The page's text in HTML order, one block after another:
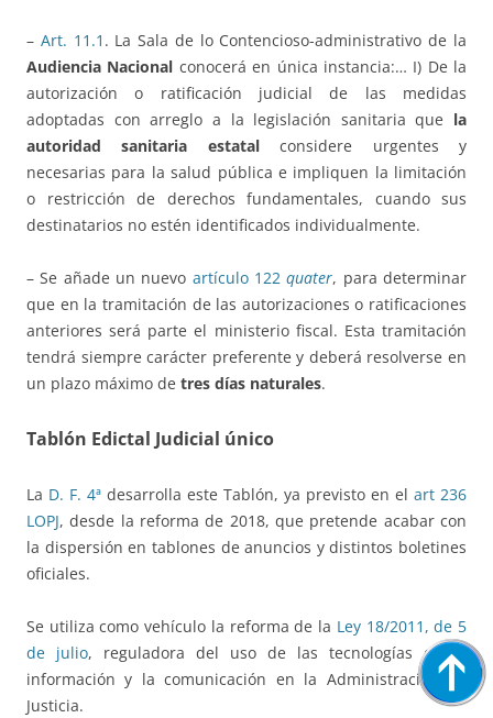
– Art. 11.1 . La Sala de lo Contencioso-administrativo de la
Audiencia Nacional conocerá en única instancia:… I) De la
autorización o ratificación judicial de las medidas
adoptadas con arreglo a la legislación sanitaria que la
autoridad sanitaria estatalconsidere urgentes y
necesarias para la salud pública e impliquen la limitación
o restricción de derechos fundamentales, cuando sus
destinatarios no estén identificados individualmente.
– Se añade un nuevo artículo 122quater, para determinar
que en la tramitación de las autorizaciones o ratificaciones
anteriores será parte el ministerio fiscal. Esta tramitación
tendrá siempre carácter preferente y deberá resolverse en
un plazo máximo de tres días naturales.
Tablón Edictal Judicial único
La D. F. 4ª desarrolla este Tablón, ya previsto en el art 236
LOPJ, desde la reforma de 2018, que pretende acabar con
la dispersión en tablones de anuncios y distintos boletines
oficiales.
Se utiliza como vehículo la reforma de la Ley 18/2011, de 5
de julio, reguladora del uso de las tecnologías de la
información y la comunicación en la Administración de
Justicia.